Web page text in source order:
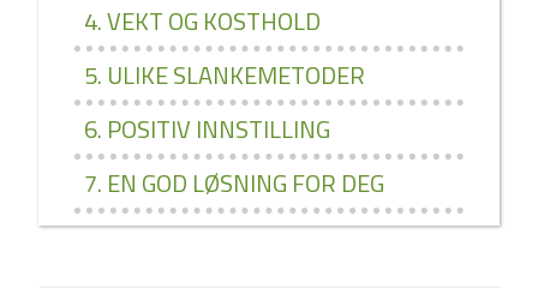
4. VEKT OG KOSTHOLD
5. ULIKE SLANKEMETODER
6. POSITIV INNSTILLING
7. EN GOD LØSNING FOR DEG